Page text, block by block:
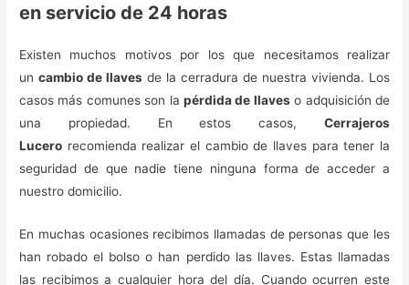
en servicio de 24 horas
Existen muchos motivos por los que necesitamos realizar
uncambio de llaves de la cerradura de nuestra vivienda. Los
casos más comunes son la pérdida de llaveso adquisición de
una propiedad. En estos casos, Cerrajeros
Lucero recomienda realizar el cambio de llaves para tener la
seguridad de que nadie tiene ninguna forma de acceder a
nuestro domicilio.
En muchas ocasiones recibimos llamadas de personas que les
han robado el bolso o han perdido las llaves. Estas llamadas
las recibimos a cualquier hora del día. Cuando ocurren este